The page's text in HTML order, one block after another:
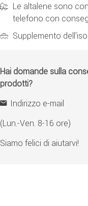
Le altalene sono
telefono con
Supplemento
Hai domande sulla
prodotti?
Indirizzo e-mail
(Lun.-Ven. 8-16 ore)
Siamo felici di aiutarvi!